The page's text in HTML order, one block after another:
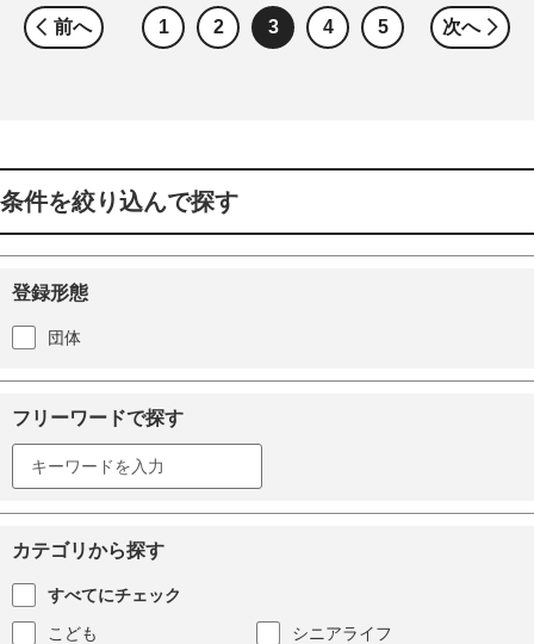
前へ 1 2 3 4 5 次へ
条件を絞り込んで探す
登録形態
団体
フリーワードで探す
カテゴリから探す
すべてにチェック
こども
シニアライフ